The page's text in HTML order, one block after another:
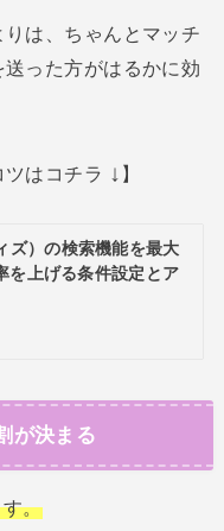
は、ちゃんとマッチ
った方がはるかに効
ツはコチラ ↓ 】
ズ）の検索機能を最大
を上げる条件設定とア
が決まる
。